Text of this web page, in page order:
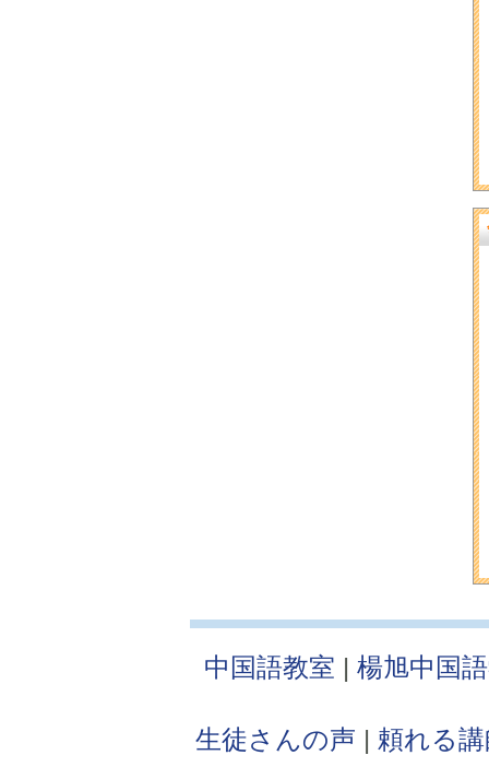
中国語教室 | 楊旭中国
生徒さんの声 | 頼れる